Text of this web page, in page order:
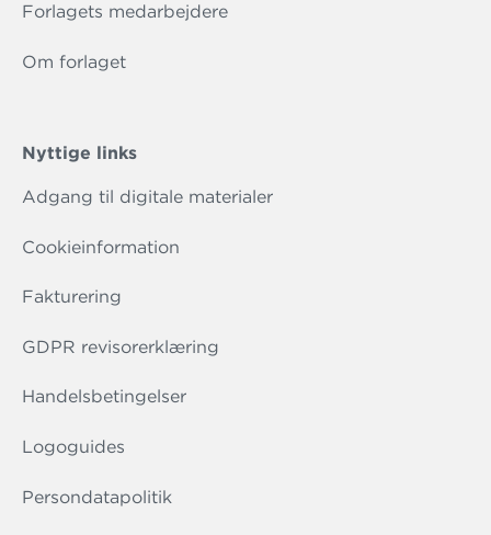
Forlagets medarbejdere
Om forlaget
Nyttige links
Adgang til digitale materialer
Cookieinformation
Fakturering
GDPR revisorerklæring
Handelsbetingelser
Logoguides
Persondatapolitik